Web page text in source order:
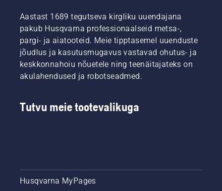
Aastast 1689 tegutseva kirgliku uuendajana
pakub Husqvarna professionaalseid metsa-,
pargi- ja aiatooteid. Meie tipptasemel uuenduste
jõudlus ja kasutusmugavus vastavad ohutus- ja
keskkonnahoiu nõuetele ning teenäitajateks on
akulahendused ja robotseadmed.
Tutvu meie tootevalikuga
Husqvarna MyPages